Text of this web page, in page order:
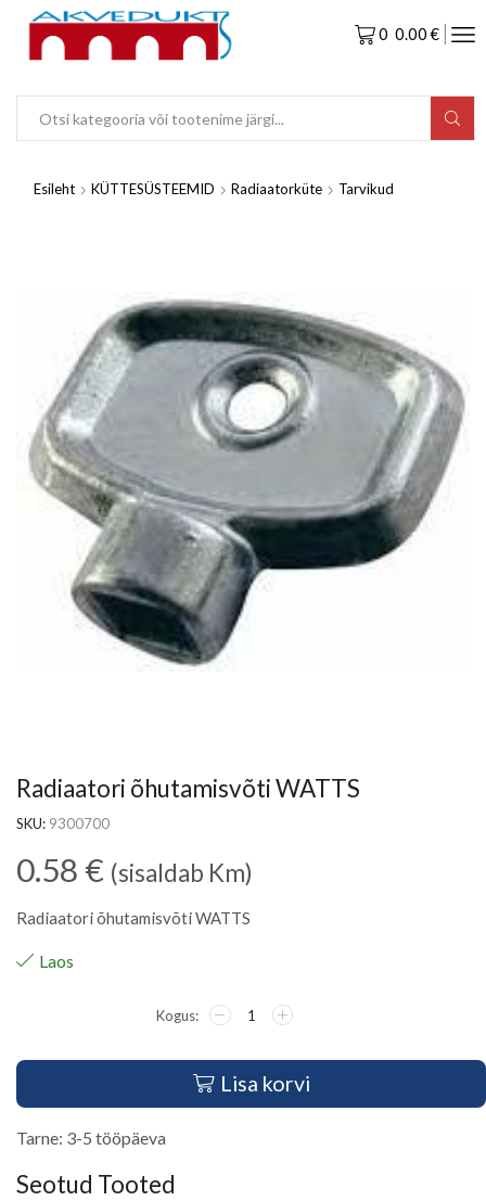
0 0.00€
Esileht KÜTTESÜSTEEMID Radiaatorküte Tarvikud
Radiaatori õhutamisvõti WATTS
SKU: 9300700
0.58 € (sisaldab Km)
Radiaatori õhutamisvõti WATTS
Laos
Lisa korvi
Tarne: 3-5 tööpäeva
Seotud Tooted